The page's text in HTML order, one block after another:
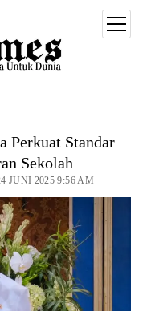
open
menu
Perkuat Standar
Sekolah
JUNI 2025 9:56 AM